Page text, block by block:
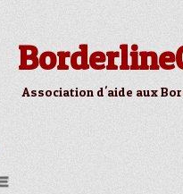
Association d'aide aux